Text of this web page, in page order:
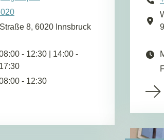
8, 6020 Innsbruck
- 12:30 | 14:00 -
17:30
- 12:30